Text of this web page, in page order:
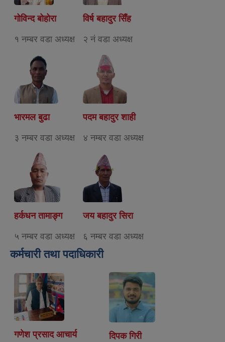
गोविन्द बोहोरा
१ नम्बर वडा अध्यक्ष
विर्ष बहादुर सिँह
२ नं वडा अध्यक्ष
भारमल बुढा
३ नम्बर वडा अध्यक्ष
पदम बहादुर शाही
४ नम्बर वडा अध्यक्ष
हर्कधन तामाङ्ग
५ नम्बर वडा अध्यक्ष
जय बहादुर सिरा
६ नम्बर वडा अध्यक्ष
कर्मचारी तथा पदाधिकारी
गणेश प्रसाद आचार्य दिपक गिरी